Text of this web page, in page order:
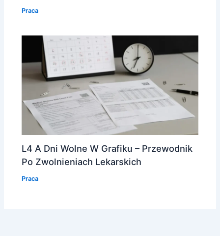
Praca
L4 A Dni Wolne W Grafiku – Przewodnik
Po Zwolnieniach Lekarskich
Praca